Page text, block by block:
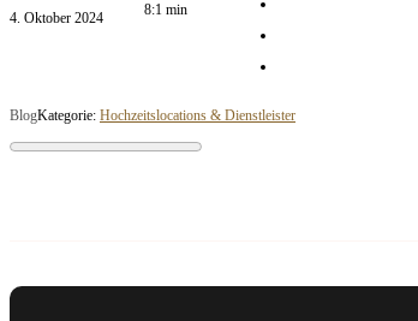
4. Oktober 2024 8:1 min
BlogKategorie: Hochzeitslocations & Dienstleister